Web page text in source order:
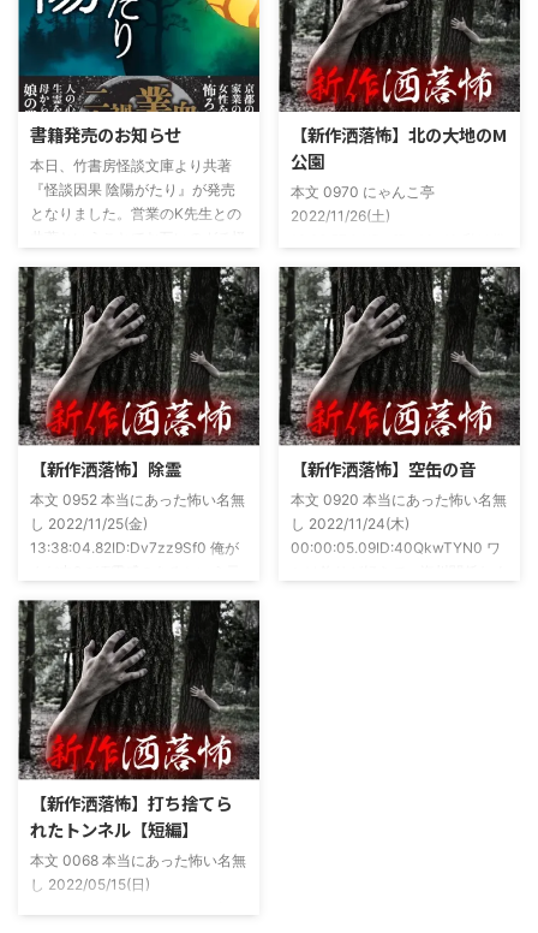
書籍発売のお知らせ
本日、竹書房怪談文庫より共著
『怪談因果 陰陽がたり』が発売
となりました。営業のK先生との
上げましたので内容の濃さ・面白
さは保証します。ぜひともご購入
くださいませ。 書影かっこいい
ですね！帯の煽り文句も最高です
(^^)v購入ページ
https://amzn.to/49NrwuE特設ペ
ージ
54ee5238af1
【新作洒落怖】北の大地のM
公園
本文 0970 にゃんこ亭
2022/11/26(土)
に言うオカルト系な話がまあまあ
好きで、最近占いとかを副業で始
めてた。今はちょっとメンタルの
状況やらで退いたけど実力試しも
かねてSNSでフォロワー相手に占
いとかしていたもんです。実力
は・・・ありがたいことに当たっ
た！ドンピシャ！と嬉しい声もあ
合ったのが大学生のAちゃん。彼
女もオカルト系な話が好きで(そ
もそも仲良くなったのは北の大地
が舞台の金塊を巡る漫画)ちょく
【新作洒落怖】除霊
本文 0952 本当にあった怖い名無
し 2022/11/25(金)
13:38:04.82ID:Dv7zz9Sf0 俺が
(以後A)は頻繁に「あ、あそこに
いる」だとか誰もおらんとこに挨
拶したりなどなんかわざとらしい
感じがあって当然ながら信じてな
かった。でもいいやつではあった
し頻繁に遊びに行ったりもして
た。 そしてゴールデンウィーク
れた。要約するとこの前霊が見え
た時に必死に念じたら除霊できた
っていう話だった。その時数人で
い ...
【新作洒落怖】空缶の音
本文 0920 本当にあった怖い名無
し 2022/11/24(木)
00:00:05.09ID:40QkwTYN0 ワ
【新作洒落怖】打ち捨てら
れたトンネル【短編】
本文 0068 本当にあった怖い名無
し 2022/05/15(日)